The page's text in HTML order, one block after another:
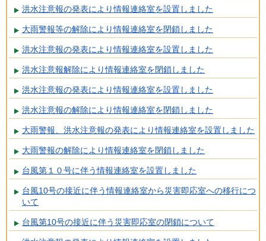
洪水注意報の発表により情報連絡室を設置しました
大雨警報等の解除により情報連絡室を閉鎖しました
洪水注意報の発表により情報連絡室を設置しました
洪水注意報解除により情報連絡室を閉鎖しました
洪水注意報の発表により情報連絡室を設置しました
洪水注意報の解除により情報連絡室を閉鎖しました
大雨警報、洪水注意報の発表により情報連絡室を設置しました
大雨警報の解除により情報連絡室を閉鎖しました
台風第１０号に伴う情報連絡室を設置しました
台風10号の接近に伴う情報連絡室から災害即応室への移行につ
いて
台風第10号の接近に伴う災害即応室の閉鎖について